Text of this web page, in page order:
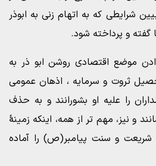
شرایطی که به اتهام زنی به ابوذر
گفته و پرداخته شود.
موضع اقتصادی روشن ابو ذر به
ثروت و سرمایه ، اذهان عمومی
را علیه او بشورانند و به حذف
و نیز، مهم تر از همه، اینکه زمینۀ
و سنت پیامبر(ص) را آماده